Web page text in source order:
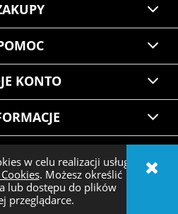
w celu realizacji usług i
. Możesz określić
lub dostępu do plików
przeglądarce.
KONTO
WERSJĘ STRONY
Shoper.pl